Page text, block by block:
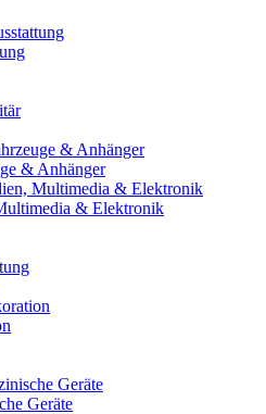
& Anhänger
& Elektronik
Geräte